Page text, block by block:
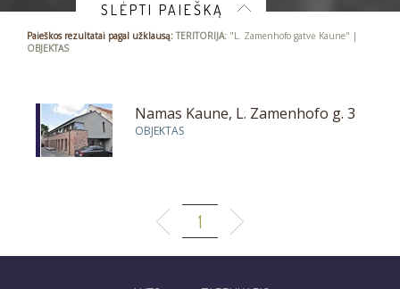
SLĖPTI PAIEŠKĄ
Paieškos rezultatai pagal užklausą: TERITORIJA: "L. Zamenhofo gatvė Kaune" |
OBJEKTAS
Namas Kaune, L. Zamenhofo g. 3
OBJEKTAS
1